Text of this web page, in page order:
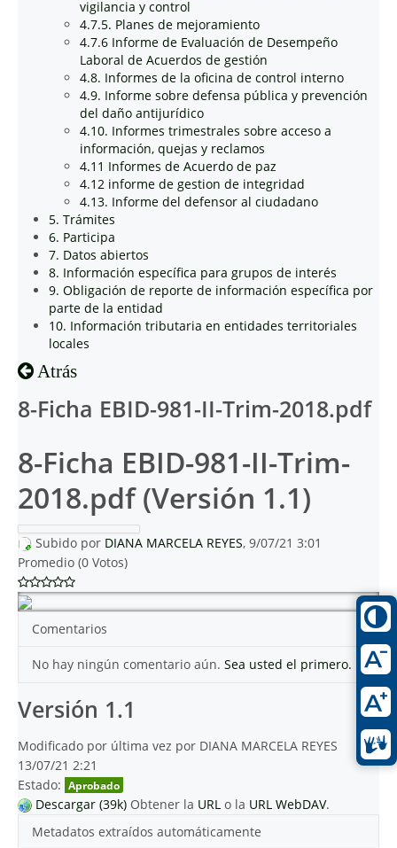
vigilancia y control
4.7.5. Planes de mejoramiento
4.7.6 Informe de Evaluación de Desempeño
Laboral de Acuerdos de gestión
4.8. Informes de la oficina de control interno
4.9. Informe sobre defensa pública y prevención
del daño antijurídico
4.10. Informes trimestrales sobre acceso a
información, quejas y reclamos
4.11 Informes de Acuerdo de paz
4.12 informe de gestion de integridad
4.13. Informe del defensor al ciudadano
5. Trámites
6. Participa
7. Datos abiertos
8. Información específica para grupos de interés
9. Obligación de reporte de información específica por
parte de la entidad
10. Información tributaria en entidades territoriales
locales
Atrás
8-Ficha EBID-981-II-Trim-2018.pdf
8-Ficha EBID-981-II-Trim-
2018.pdf (Versión 1.1)
Subido por DIANA MARCELA REYES, 9/07/21 3:01
Promedio (0 Votos)
Comentarios
No hay ningún comentario aún. Sea usted el primero.
Versión 1.1
Modificado por última vez por DIANA MARCELA REYES
13/07/21 2:21
Estado: Aprobado
Descargar (39k) Obtener la URL o la URL WebDAV.
Metadatos extraídos automáticamente